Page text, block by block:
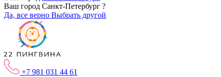
Ваш город Санкт-Петербург ?
Да, все верно Выбрать другой
+7 981 031 44 61